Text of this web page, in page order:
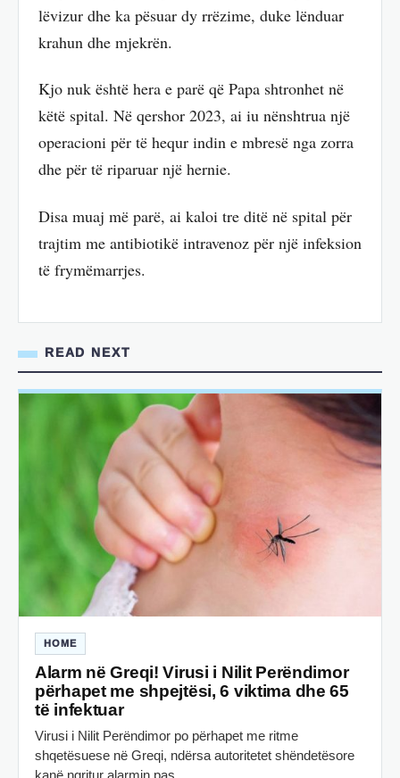
lëvizur dhe ka pësuar dy rrëzime, duke lënduar
krahun dhe mjekrën.
Kjo nuk është hera e parë që Papa shtronhet në
këtë spital. Në qershor 2023, ai iu nënshtrua një
operacioni për të hequr indin e mbresë nga zorra
dhe për të riparuar një hernie.
Disa muaj më parë, ai kaloi tre ditë në spital për
trajtim me antibiotikë intravenoz për një infeksion
të frymëmarrjes.
READ NEXT
HOME
Alarm në Greqi! Virusi i Nilit Perëndimor
përhapet me shpejtësi, 6 viktima dhe 65
të infektuar
Virusi i Nilit Perëndimor po përhapet me ritme
shqetësuese në Greqi, ndërsa autoritetet shëndetësore